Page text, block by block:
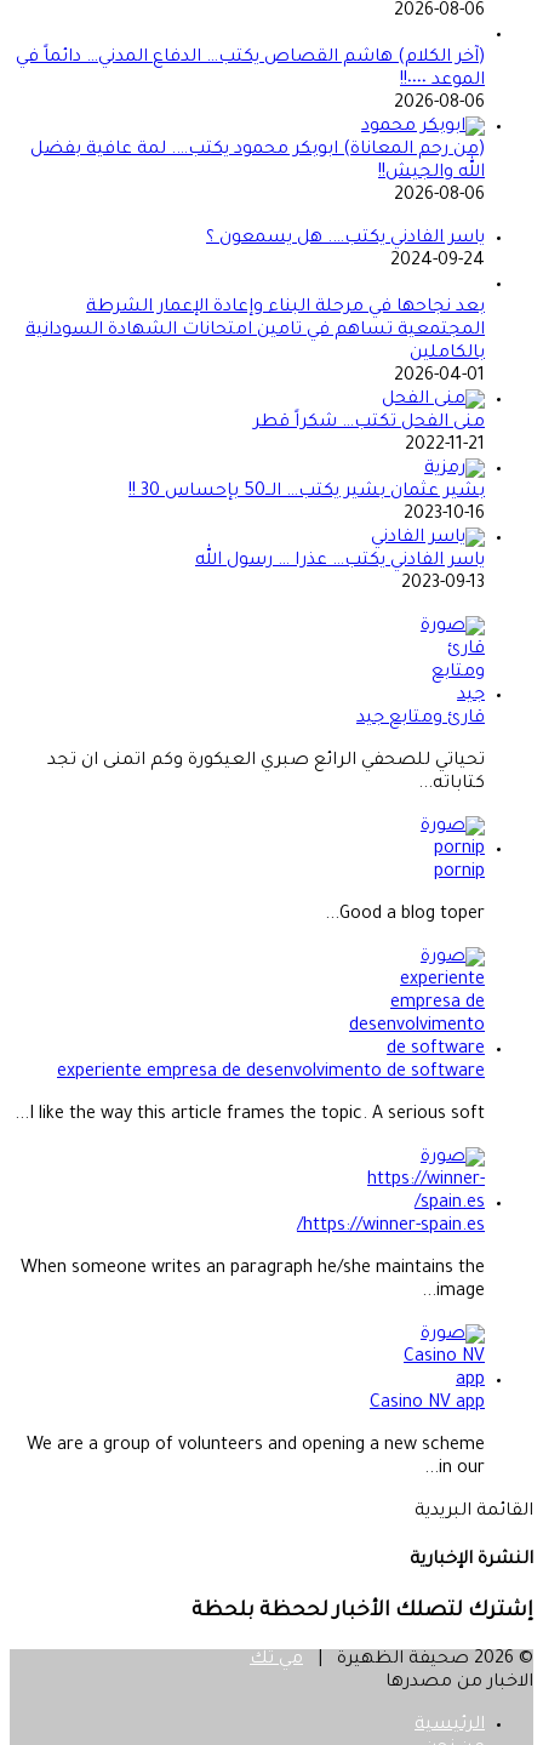
2026-08-06
(آخر الكلام) هاشم القصاص يكتب… الدفاع المدني… دائماً في
الموعد ٠٠٠٠!!
2026-08-06
(من رحم المعاناة) ابوبكر محمود يكتب…. لمة عافية بفضل
الله والجيش!!
2026-08-06
ياسر الفادني يكتب…. هل يسمعون ؟
2024-09-24
بعد نجاحها في مرحلة البناء وإعادة الإعمار الشرطة
المجتمعية تساهم في تامين امتحانات الشهادة السودانية
بالكاملين
2026-04-01
منى الفحل تكتب… شكراً قطر
2022-11-21
بشير عثمان بشير يكتب… الــ50 بإحساس 30 !!
2023-10-16
ياسر الفادني يكتب… عذرا … رسول الله
2023-09-13
قارئ ومتابع جيد
تحياتي للصحفي الرائع صبري العيكورة وكم اتمنى ان تجد
كتاباته...
pornip
Good a blog toper...
experiente empresa de desenvolvimento de software
I like the way this article frames the topic. A serious soft...
https://winner-spain.es/
When someone writes an paragraph he/she maintains the
image...
Casino NV app
We are a group of volunteers and opening a new scheme
in our...
القائمة البريدية
النشرة الإخبارية
إشترك لتصلك الأخبار لححظة بلحظة
© 2026 صحيفة الظهيرة |
مي تك
الاخبار من مصدرها
الرئيسية